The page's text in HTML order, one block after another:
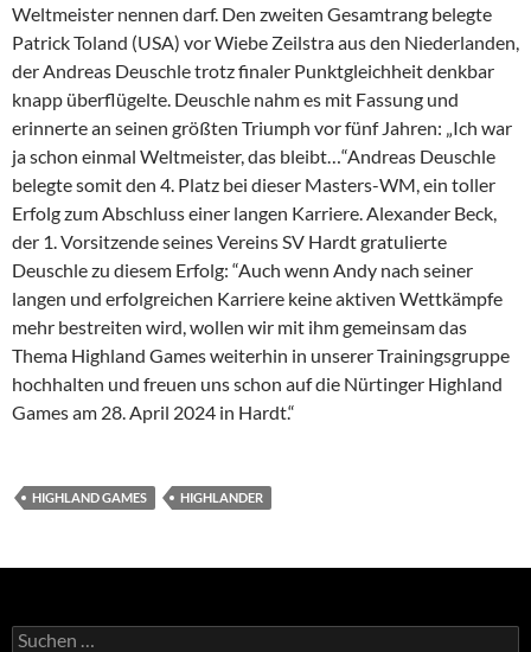
Weltmeister nennen darf. Den zweiten Gesamtrang belegte
Patrick Toland (USA) vor Wiebe Zeilstra aus den Niederlanden,
der Andreas Deuschle trotz finaler Punktgleichheit denkbar
knapp überflügelte. Deuschle nahm es mit Fassung und
erinnerte an seinen größten Triumph vor fünf Jahren: „Ich war
ja schon einmal Weltmeister, das bleibt…“Andreas Deuschle
belegte somit den 4. Platz bei dieser Masters-WM, ein toller
Erfolg zum Abschluss einer langen Karriere. Alexander Beck,
der 1. Vorsitzende seines Vereins SV Hardt gratulierte
Deuschle zu diesem Erfolg: “Auch wenn Andy nach seiner
langen und erfolgreichen Karriere keine aktiven Wettkämpfe
mehr bestreiten wird, wollen wir mit ihm gemeinsam das
Thema Highland Games weiterhin in unserer Trainingsgruppe
hochhalten und freuen uns schon auf die Nürtinger Highland
Games am 28. April 2024 in Hardt.“
HIGHLAND GAMES HIGHLANDER
Suchen